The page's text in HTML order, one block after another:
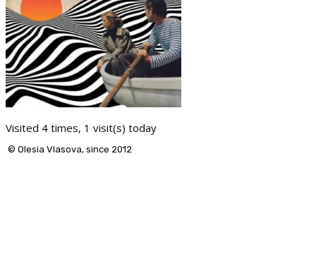
Visited 4 times, 1 visit(s) today
© Olesia Vlasova, since 2012